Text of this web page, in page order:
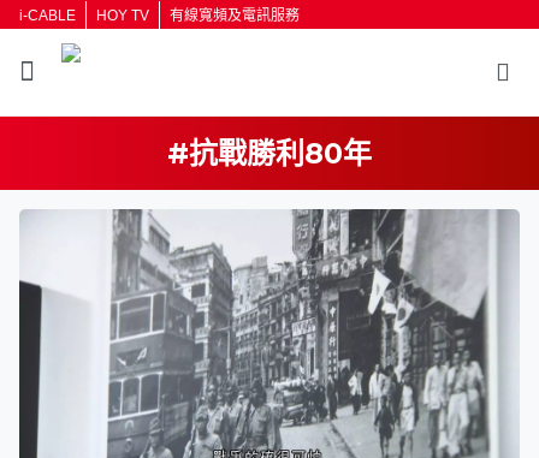
i-CABLE HOY TV 有線寬頻及電訊服務
#抗戰勝利80年
按輸入鍵開始搜尋